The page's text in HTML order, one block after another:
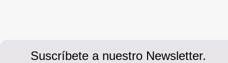
Suscríbete a nuestro Newsletter.